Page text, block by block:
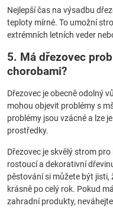
Nejlepší čas na výsadbu
teploty mírné. To umožní
extrémních letních veder
5. Má dřezovec
chorobami?
Dřezovec je obecně odolný
mohou objevit problémy s
problémy jsou vzácné a lze
prostředky.
Dřezovec je skvělý strom
rostoucí a dekorativní
pěstování si můžete být jisti,
krásně po celý rok. Pokud
zahradní produkty,